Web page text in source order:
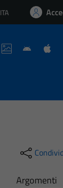
Lingua attiva:
ITA
Argomenti